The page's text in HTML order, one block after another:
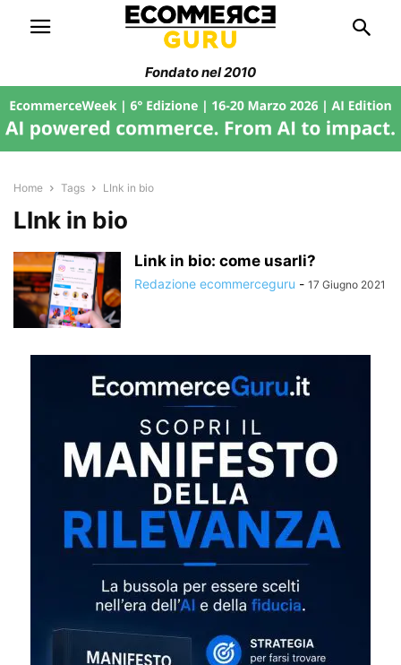
Fondato nel 2010
Home Tags LInk in bio
LInk in bio
Link in bio: come usarli?
Redazione ecommerceguru - 17 Giugno 2021